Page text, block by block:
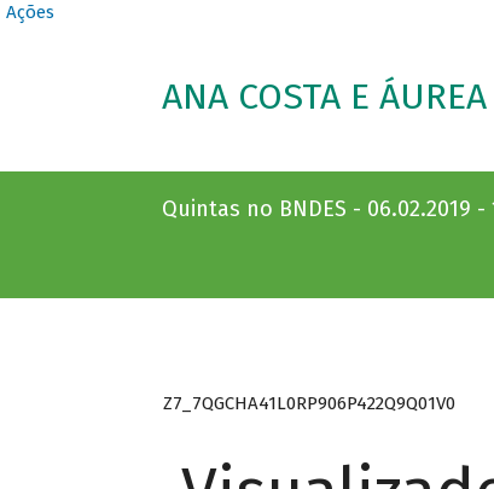
Ações
ANA COSTA E
Quintas no BNDES - 06.02.2019 -
Z7_7QGCHA41L0RP906P422Q9Q01V0